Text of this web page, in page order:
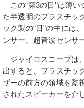
この“第3の目”は薄い
た半透明のプラスチッ
ック製の“目”の中には
ンサー、超音波センサ
ジャイロスコープは
出すると、プラスチッ
ザーの前方の領域を監
されたスピーカーを介